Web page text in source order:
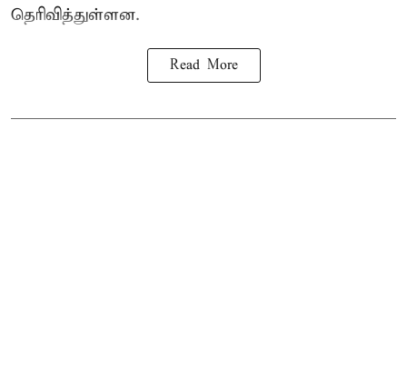
தெரிவித்துள்ளன.
Read More